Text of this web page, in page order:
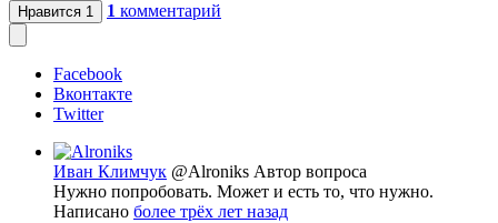
Нравится 1 1 комментарий
Facebook
Вконтакте
Twitter
Иван Климчук @Alroniks Автор вопроса
Нужно попробовать. Может и есть то, что нужно.
Написано более трёх лет назад